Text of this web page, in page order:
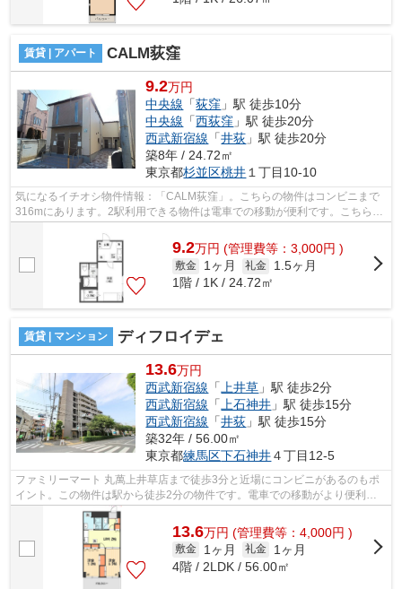
賃貸 | アパート CALM荻窪
9.2万円
中央線 「荻窪 」駅 徒歩10分
中央線 「西荻窪 」駅 徒歩20分
西武新宿線 「井荻 」駅 徒歩20分
築8年 / 24.72㎡
東京都杉並区桃井 １丁目10-10
気になるイチオシ物件情報：「CALM荻窪」。こちらの物件はコンビニまで
316mにあります。2駅利用できる物件は電車での移動が便利です。こちらの
物件はアパートです。杉並区や中央線荻窪...
9.2万円 (管理費等：3,000円 )
敷金 1ヶ月 礼金
1.5ヶ月
1階 / 1K / 24.72㎡
賃貸 | マンション ディフロイデェ
13.6万円
西武新宿線 「上井草 」駅 徒歩2分
西武新宿線 「上石神井 」駅 徒歩15分
西武新宿線 「井荻 」駅 徒歩15分
築32年 / 56.00㎡
東京都練馬区下石神井４丁目12-5
ファミリーマート 丸萬上井草店まで徒歩3分と近場にコンビニがあるのもポ
イント。この物件は駅から徒歩2分の物件です。電車での移動がより便利に
なる、2駅利用可能な物件です。こちら...
13.6万円 (管理費等：4,000円 )
敷金 1ヶ月 礼金
1ヶ月
4階 / 2LDK / 56.00㎡